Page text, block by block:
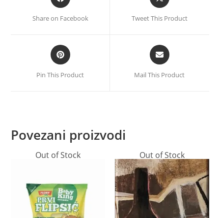
Share on Facebook Tweet This Product
Pin This Product Mail This Product
Povezani proizvodi
Out of Stock Out of Stock